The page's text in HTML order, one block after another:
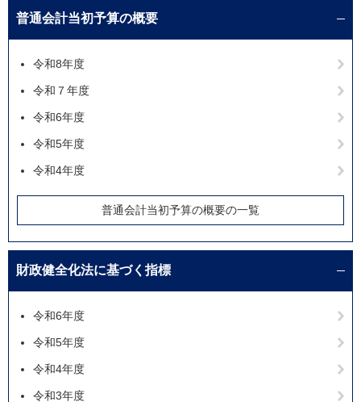
普通会計当初予算の概要
令和8年度
令和７年度
令和6年度
令和5年度
令和4年度
普通会計当初予算の概要の一覧
財政健全化法に基づく指標
令和6年度
令和5年度
令和4年度
令和3年度